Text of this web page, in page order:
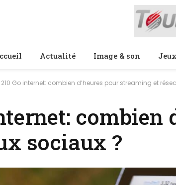
Actualité Image & son
210 Go internet: combien d’heures pour streaming et
sociaux ?